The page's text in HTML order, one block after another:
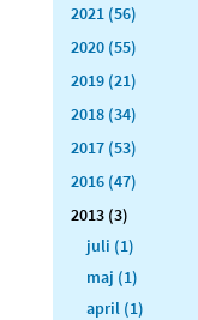
2021 (56)
2020 (55)
2019 (21)
2018 (34)
2017 (53)
2016 (47)
2013 (3)
juli (1)
maj (1)
april (1)